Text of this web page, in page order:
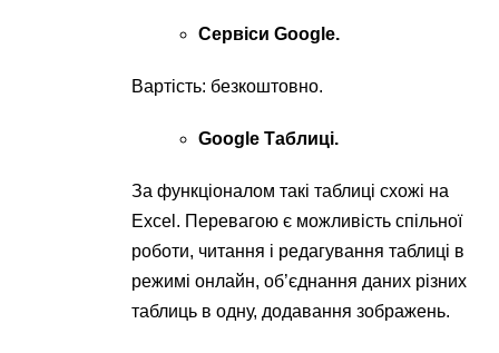
Сервіси Google.
Вартість: безкоштовно.
Google Таблиці.
За функціоналом такі таблиці схожі на
Exсel. Перевагою є можливість спільної
роботи, читання і редагування таблиці в
режимі онлайн, об’єднання даних різних
таблиць в одну, додавання зображень.